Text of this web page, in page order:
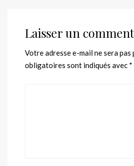
Laisser un
Votre adresse e-mail ne sera pas
obligatoires sont indiqués avec *